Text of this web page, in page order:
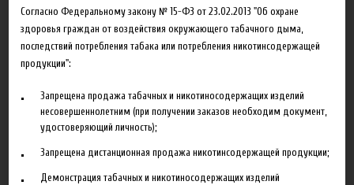
производства самодельных жидкостей для электронных
сигарет.
179.00 руб
Товар отсутствует
Согласно Федеральному закону № 15-ФЗ от 23.02.2013 "Об охране
здоровья граждан от воздействия окружающего табачного дыма,
последствий потребления табака или потребления никотинсодержащей
продукции":
Запрещена продажа табачных и никотиносодержащих изделий
несовершеннолетним (при получении заказов необходим документ,
удостоверяющий личность);
Запрещена дистанционная продажа никотинсодержащей продукции;
Демонстрация табачных и никотиносодержащих изделий